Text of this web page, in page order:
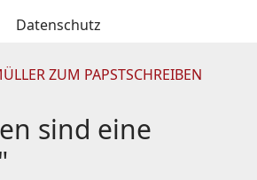
Datenschutz
ZUM PAPSTSCHREIBEN
sind eine